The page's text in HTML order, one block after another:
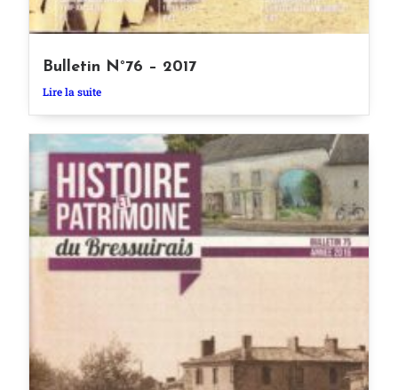
Bulletin N°76 – 2017
Lire la suite